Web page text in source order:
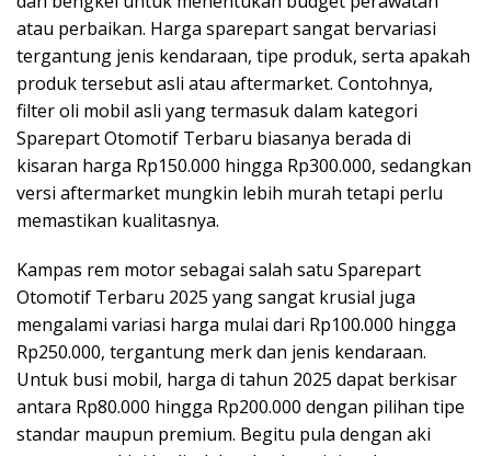
atau perbaikan. Harga sparepart sangat bervariasi
tergantung jenis kendaraan, tipe produk, serta apakah
produk tersebut asli atau aftermarket. Contohnya,
filter oli mobil asli yang termasuk dalam kategori
Sparepart Otomotif Terbaru biasanya berada di
kisaran harga Rp150.000 hingga Rp300.000, sedangkan
versi aftermarket mungkin lebih murah tetapi perlu
memastikan kualitasnya.
Kampas rem motor sebagai salah satu Sparepart
Otomotif Terbaru 2025 yang sangat krusial juga
mengalami variasi harga mulai dari Rp100.000 hingga
Rp250.000, tergantung merk dan jenis kendaraan.
Untuk busi mobil, harga di tahun 2025 dapat berkisar
antara Rp80.000 hingga Rp200.000 dengan pilihan tipe
standar maupun premium. Begitu pula dengan aki